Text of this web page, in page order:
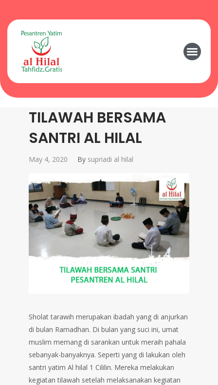
TILAWAH BERSAMA
SANTRI AL HILAL
May 4, 2020 By supriadi al hilal
Sholat tarawih merupakan ibadah yang di anjurkan
di bulan Ramadhan. Di bulan yang suci ini, umat
muslim memang di sarankan untuk meraih pahala
sebanyak-banyaknya. Seperti yang di lakukan oleh
santri yatim Al hilal 1 Cililin. Mereka melakukan
kegiatan tilawah setelah melaksanakan kegiatan